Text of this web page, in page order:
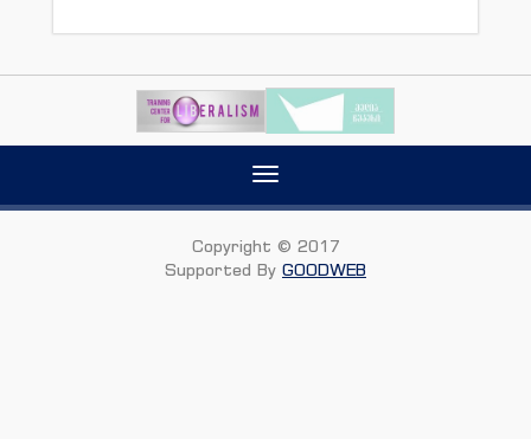
Toggle
Copyright © 2017
Supported By GOODWEB